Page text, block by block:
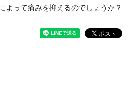
よって痛みを抑えるのでしょうか？